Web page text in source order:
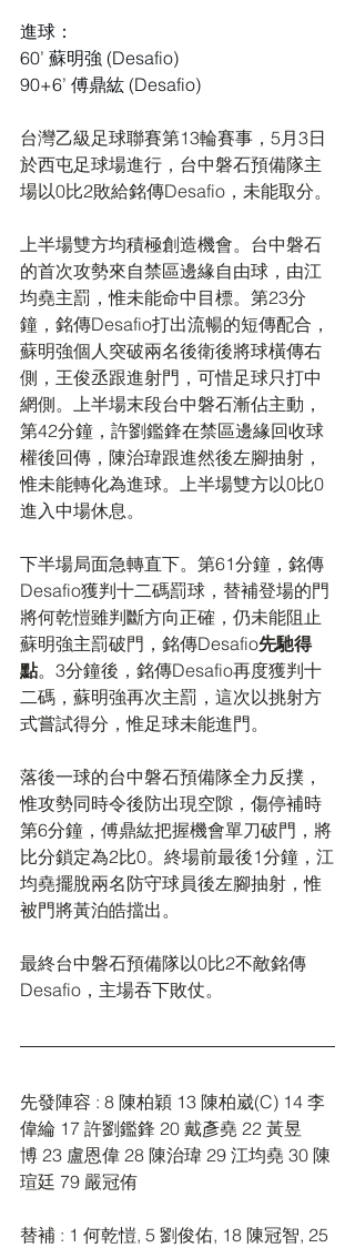
進球：
60’ 蘇明強 (Desafio)
90+6’ 傅鼎紘 (Desafio)
台灣乙級足球聯賽第13輪賽事，5月3日
於西屯足球場進行，台中磐石預備隊主
場以0比2敗給銘傳Desafio，未能取分。
上半場雙方均積極創造機會。台中磐石
的首次攻勢來自禁區邊緣自由球，由江
均堯主罰，惟未能命中目標。第23分
鐘，銘傳Desafio打出流暢的短傳配合，
蘇明強個人突破兩名後衛後將球橫傳右
側，王俊丞跟進射門，可惜足球只打中
網側。上半場末段台中磐石漸佔主動，
第42分鐘，許劉鑑鋒在禁區邊緣回收球
權後回傳，陳治瑋跟進然後左腳抽射，
惟未能轉化為進球。上半場雙方以0比0
進入中場休息。
下半場局面急轉直下。第61分鐘，銘傳
Desafio獲判十二碼罰球，替補登場的門
將何乾愷雖判斷方向正確，仍未能阻止
蘇明強主罰破門，銘傳Desafio先馳得
點。3分鐘後，銘傳Desafio再度獲判十
二碼，蘇明強再次主罰，這次以挑射方
式嘗試得分，惟足球未能進門。
落後一球的台中磐石預備隊全力反撲，
惟攻勢同時令後防出現空隙，傷停補時
第6分鐘，傅鼎紘把握機會單刀破門，將
比分鎖定為2比0。終場前最後1分鐘，江
均堯擺脫兩名防守球員後左腳抽射，惟
被門將黃泊皓擋出。
最終台中磐石預備隊以0比2不敵銘傳
Desafio，主場吞下敗仗。
先發陣容 : 8 陳柏穎 13 陳柏崴(C) 14 李
偉綸 17 許劉鑑鋒 20 戴彥堯 22 黃昱
博 23 盧恩偉 28 陳治瑋 29 江均堯 30 陳
瑄廷 79 嚴冠侑
替補 : 1 何乾愷, 5 劉俊佑, 18 陳冠智, 25